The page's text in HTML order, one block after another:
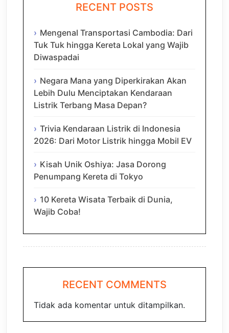
RECENT POSTS
Mengenal Transportasi Cambodia: Dari
Tuk Tuk hingga Kereta Lokal yang Wajib
Diwaspadai
Negara Mana yang Diperkirakan Akan
Lebih Dulu Menciptakan Kendaraan
Listrik Terbang Masa Depan?
Trivia Kendaraan Listrik di Indonesia
2026: Dari Motor Listrik hingga Mobil EV
Kisah Unik Oshiya: Jasa Dorong
Penumpang Kereta di Tokyo
10 Kereta Wisata Terbaik di Dunia,
Wajib Coba!
RECENT COMMENTS
Tidak ada komentar untuk ditampilkan.